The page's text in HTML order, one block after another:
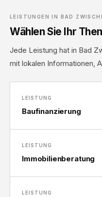
LEISTUNGEN IN BAD
Wählen Sie Ihr
Jede Leistung hat in Bad
mit lokalen Informationen,
LEISTUNG
Baufinanzierung
LEISTUNG
Immobilienberatung
LEISTUNG